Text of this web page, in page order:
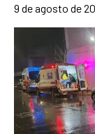
9 de agosto de